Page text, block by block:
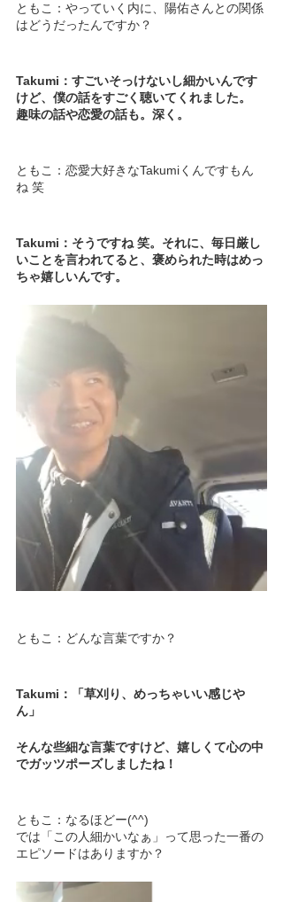
ともこ：やっていく内に、陽佑さんとの関係
はどうだったんですか？
Takumi：すごいそっけないし細かいんです
けど、僕の話をすごく聴いてくれました。
趣味の話や恋愛の話も。深く。
ともこ：恋愛大好きなTakumiくんですもん
ね 笑
Takumi：そうですね 笑。それに、毎日厳し
いことを言われてると、褒められた時はめっ
ちゃ嬉しいんです。
ともこ：どんな言葉ですか？
Takumi：「草刈り、めっちゃいい感じや
ん」
そんな些細な言葉ですけど、嬉しくて心の中
でガッツポーズしましたね！
ともこ：なるほどー(^^)
では「この人細かいなぁ」って思った一番の
エピソードはありますか？